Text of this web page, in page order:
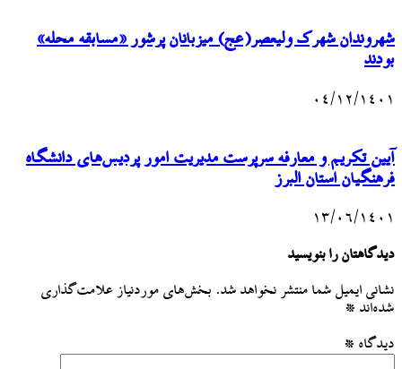
شهروندان شهرک ولیعصر(عج) میزبانان پرشور «مسابقه محله»
بودند
۰۴/۱۲/۱۴۰۱
آیین تکریم و معارفه سرپرست مدیریت امور پردیس‌های دانشگاه
فرهنگیان استان البرز
۱۳/۰۶/۱۴۰۱
دیدگاهتان را بنویسید
نشانی ایمیل شما منتشر نخواهد شد. بخش‌های موردنیاز علامت‌گذاری
شده‌اند *
دیدگاه *